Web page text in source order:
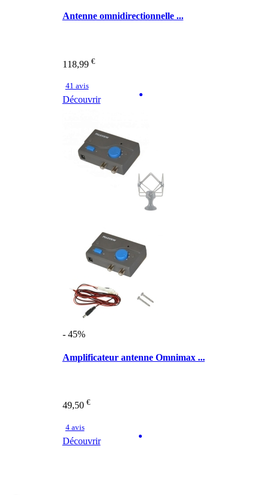
Antenne omnidirectionnelle ...
118,99 €
41 avis
Découvrir
- 45%
Amplificateur antenne Omnimax ...
49,50 €
4 avis
Découvrir